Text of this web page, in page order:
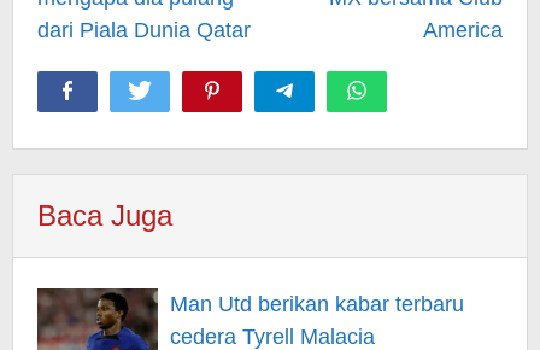
dari Piala Dunia Qatar
America
Baca Juga
Man Utd berikan kabar terbaru
cedera Tyrell Malacia